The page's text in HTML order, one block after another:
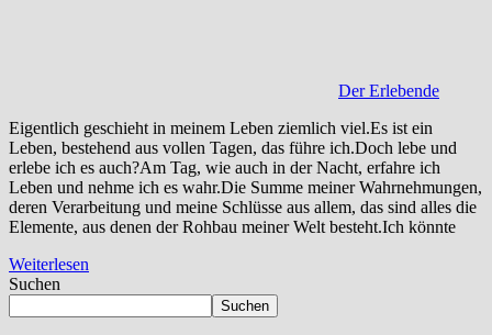
Der Erlebende
Eigentlich geschieht in meinem Leben ziemlich viel.Es ist ein
Leben, bestehend aus vollen Tagen, das führe ich.Doch lebe und
erlebe ich es auch?Am Tag, wie auch in der Nacht, erfahre ich
Leben und nehme ich es wahr.Die Summe meiner Wahrnehmungen,
deren Verarbeitung und meine Schlüsse aus allem, das sind alles die
Elemente, aus denen der Rohbau meiner Welt besteht.Ich könnte
Weiterlesen
Suchen
Suchen